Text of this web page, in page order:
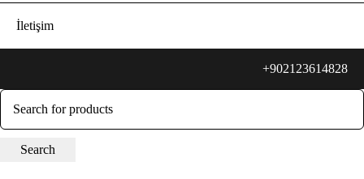
İletişim
+902123614828